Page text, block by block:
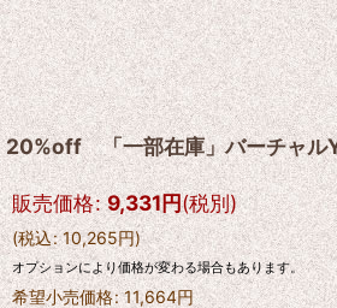
20%off 「一部在庫」バーチャ
販売価格: 9,331円(税別)
(税込: 10,265円)
オプションにより価格が変わる場合もあります。
希望小売価格: 11,664円